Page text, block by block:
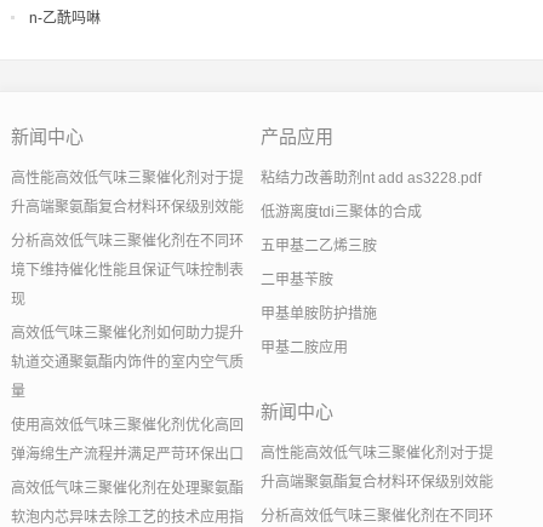
n-乙酰吗啉
新闻中心
高性能高效低气味三聚催化剂对于提
升高端聚氨酯复合材料环保级别效能
分析高效低气味三聚催化剂在不同环
境下维持催化性能且保证气味控制表
现
高效低气味三聚催化剂如何助力提升
轨道交通聚氨酯内饰件的室内空气质
量
使用高效低气味三聚催化剂优化高回
弹海绵生产流程并满足严苛环保出口
高效低气味三聚催化剂在处理聚氨酯
软泡内芯异味去除工艺的技术应用指
产品应用
粘结力改善助剂nt add as3228.pdf
低游离度tdi三聚体的合成
五甲基二乙烯三胺
二甲基苄胺
甲基单胺防护措施
甲基二胺应用
新闻中心
高性能高效低气味三聚催化剂对于提
升高端聚氨酯复合材料环保级别效能
分析高效低气味三聚催化剂在不同环